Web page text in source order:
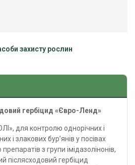
захисту рослин
гербіцид «Євро-Ленд»
, для контролю однорічних і
і злакових бур’янів у посівах
препаратів з групи імідазолінонів,
післясходовий гербіцид